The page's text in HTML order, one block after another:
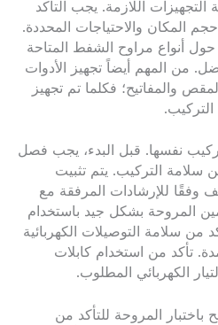
التجهيزات اللازمة. يجب التأكد
المكان والاحتياجات المحددة.
أنواع مراوح الشفط المتاحة
من المهم أيضاً تجهيز الأدوات
والمفاتيح؛ فكلما تم تجهيز
التركيب.
نفسها. قبل البدء، يجب فصل
سلامة التركيب. يتم تثبيت
وفقًا للإرشادات المرفقة مع
المروحة بشكل جيد باستخدام
من سلامة التوصيلات الكهربائية
تأكد من استخدام كابلات
الكهربائي المطلوب.
باختبار المروحة للتأكد من